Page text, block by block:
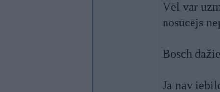
Vēl var
nosūcējs
Bosch
Ja nav